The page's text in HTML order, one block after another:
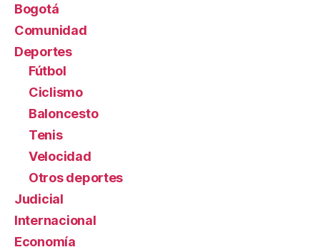
Bogotá
Comunidad
Deportes
Fútbol
Ciclismo
Baloncesto
Tenis
Velocidad
Otros deportes
Judicial
Internacional
Economía